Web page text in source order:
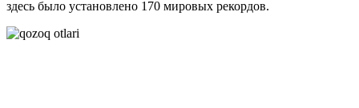
здесь было установлено 170 мировых рекордов.